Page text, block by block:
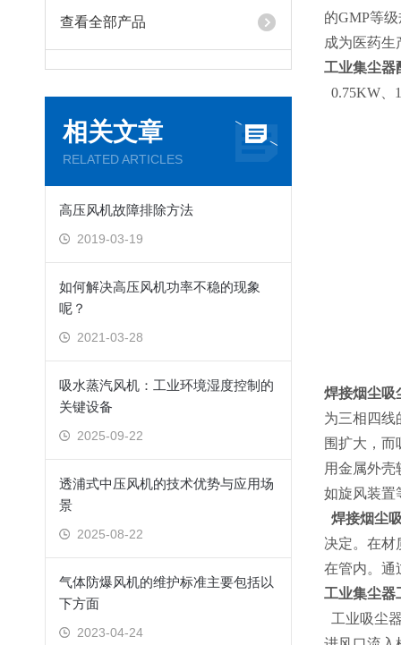
查看全部产品
相关文章
RELATED ARTICLES
高压风机故障排除方法
2019-03-19
如何解决高压风机功率不稳的现象
呢？
2021-03-28
吸水蒸汽风机：工业环境湿度控制的
关键设备
2025-09-22
透浦式中压风机的技术优势与应用场
景
2025-08-22
气体防爆风机的维护标准主要包括以
下方面
2023-04-24
的GMP等
成为医药生
工业集尘器
0.75KW、
焊接烟尘吸
为三相四线
围扩大，
用金属外
如旋风装置
焊接烟尘
决定。在材
在管内。通
工业集尘器
工业吸尘